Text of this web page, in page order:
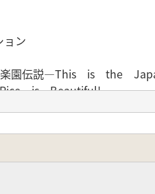
ン
楽園伝説—This is the
is Beautiful!
—Open?or Shut up?